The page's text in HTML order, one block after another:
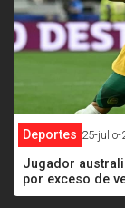
Deportes 25-julio-
Jugador
por exceso de